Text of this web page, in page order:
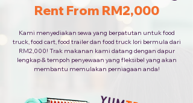
Rent From RM2,000
Kami menyediakan sewa yang berpatutan untuk food
truck, food cart, food trailer dan food truck lori bermula dari
RM2,000! Trak makanan kami datang dengan dapur
lengkap & tempoh penyewaan yang fleksibel yang akan
membantu memulakan perniagaan anda!